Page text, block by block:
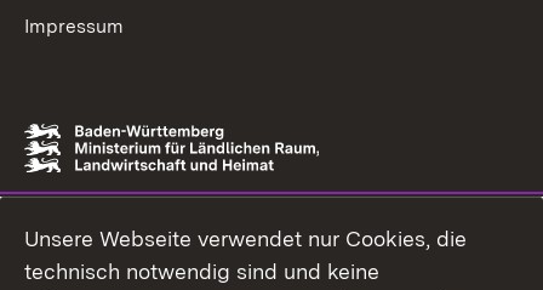
Impressum
Unsere Webseite verwendet nur Cookies, die
technisch notwendig sind und keine